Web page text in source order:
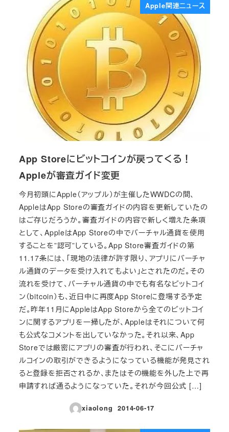
Apple関連ニュース
App Storeにビットコインが戻ってくる！
Appleが審査ガイド変更
今月初頭にApple（アップル）が主催したWWDCの間、
AppleはApp Storeの審査ガイドの内容を更新していたの
はご存じだろうか。審査ガイドの内容で新しく増えた条項
として、AppleはApp Storeの中でバーチャル通貨を使用
することを”認可”している。App Store審査ガイドの第
11.17条には、「現地の法律が許す限り、アプリにバーチャ
ル通貨のデータを受け入れてもよい」とされたのだ。その
流れを受けて、バーチャル通貨の中でも有名なビットコイ
ン（bitcoin）も、近日中に再度App Storeに登場する予定
だ。昨年11月にAppleはApp Storeから全てのビットコイ
ンに関するアプリを一掃したが、Appleはそれについて何
も公式なコメントを出していなかった。それ以来、App
Storeでは厳密にアプリの審査が行われ、そこにバーチャ
ルコインの取引ができるようになっている機能が発見され
ると登録を拒否されるか、またはその機能を外した上で再
申請すれば通るようになっていた。それが今回公式 […]
xiaolong
投稿日
2014-06-17